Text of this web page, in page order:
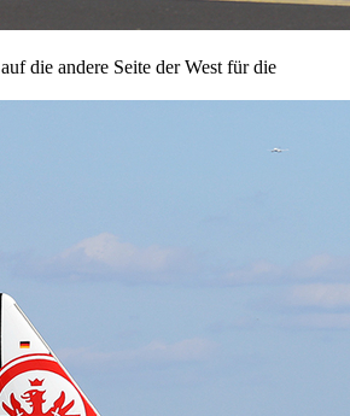
die andere Seite der West für die